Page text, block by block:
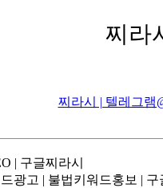
찌라
찌라시 | 텔레그램
| 구글찌라시
광고 | 불법키워드홍보 |